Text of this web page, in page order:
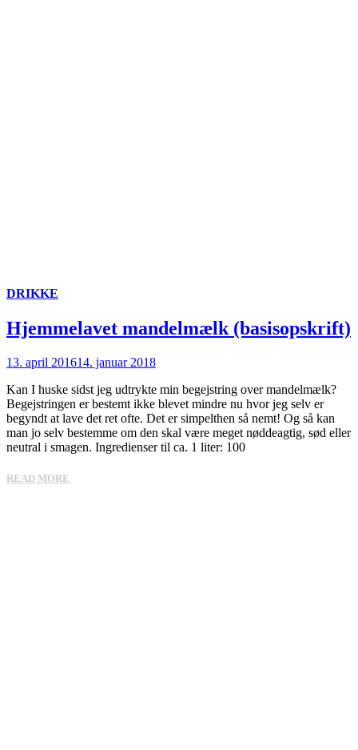
DRIKKE
Hjemmelavet mandelmælk (basisopskrift)
13. april 201614. januar 2018
Kan I huske sidst jeg udtrykte min begejstring over mandelmælk?
Begejstringen er bestemt ikke blevet mindre nu hvor jeg selv er
begyndt at lave det ret ofte. Det er simpelthen så nemt! Og så kan
man jo selv bestemme om den skal være meget nøddeagtig, sød eller
neutral i smagen. Ingredienser til ca. 1 liter: 100
READ MORE